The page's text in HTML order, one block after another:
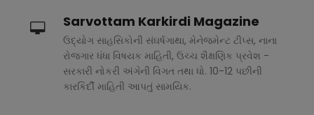
Sarvottam Karkirdi Magazine
ઉદ્યોગ સાહસિકોની સંઘર્ષગાથા, મેનેજમેન્ટ ટીપ્સ, નાના
રોજગાર ધંધા વિષયક માહિતી, ઉચ્ચ શૈક્ષણિક પ્રવેશ -
સરકારી નોકરી અંગેની વિગત તથા ધો. 10-12 પછીની
કારકિર્દી માહિતી આપતું સામયિક.